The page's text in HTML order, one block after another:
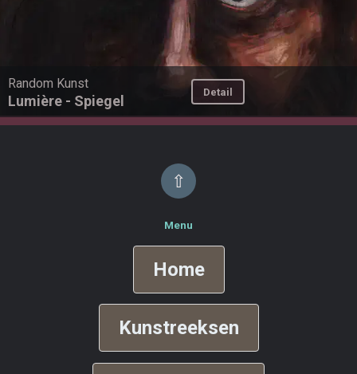
Random Kunst
Lumière - Spiegel
Detail
⇧
Menu
Home
Kunstreeksen